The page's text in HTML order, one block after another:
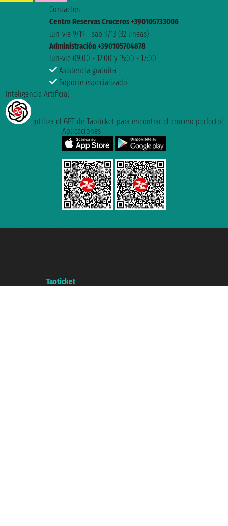
Contactos
Centro Reservas Cruceros +390105733006
lun-vie 9/19 - sáb 9/13 (32 lineas)
Administración +390105704878
lun-vie 09:00 - 12:00 y 15:00 - 17:00
Asistencia gratuita
Soporte especializado
Inteligencia Artificial
¡utiliza el GPT de Taoticket para encontrar el crucero perfecto!
Aplicaciones
Taoticket